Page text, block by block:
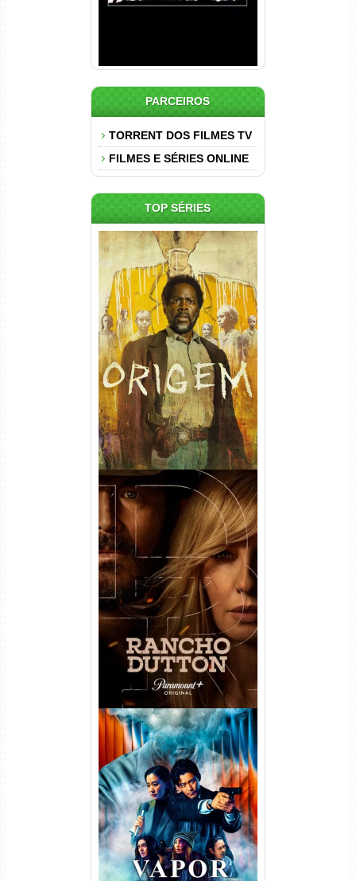
PARCEIROS
TORRENT DOS FILMES TV
FILMES E SÉRIES ONLINE
TOP SÉRIES
Origem 4ª Temporada Torrent
(2026) WEB-DL 1080p/4K
Dual Áudio
Rancho Dutton 1ª
Temporada Torrent (2026)
WEB-DL 1080p Dual Áudio
Vapor Humano 1ª Temporada
Torrent (2026) WEB-DL 1080p
Dual Áudio